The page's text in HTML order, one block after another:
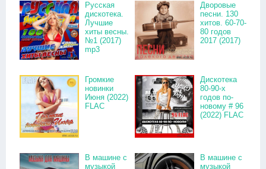
Русская
дискотека.
Лучшие
хиты весны.
№1 (2017)
mp3
Дворовые
песни. 130
хитов. 60-70-
80 годов
2017 (2017)
Громкие
новинки
Июня (2022)
FLAC
Дискотека
80-90-х
годов по-
новому # 96
(2022) FLAC
В машине с
музыкой
В машине с
музыкой